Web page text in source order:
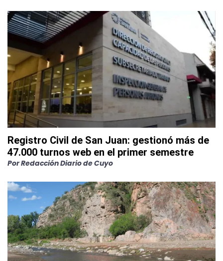
Registro Civil de San Juan: gestionó más de
47.000 turnos web en el primer semestre
PorRedacción Diario de Cuyo